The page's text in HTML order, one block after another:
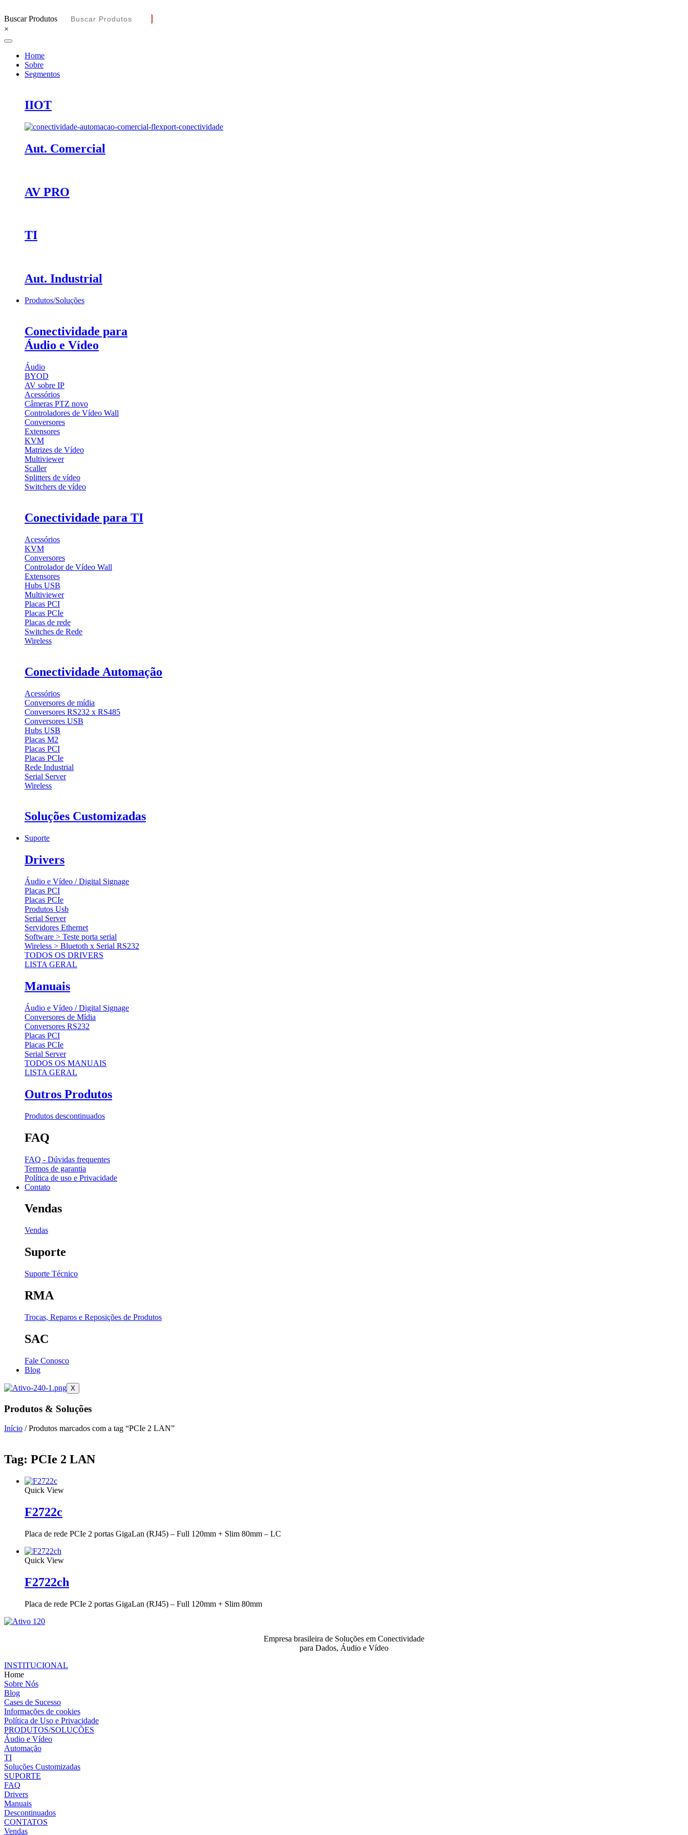
Buscar Produtos
×
Home
Sobre
Segmentos
IIOT
Aut. Comercial
AV PRO
TI
Aut. Industrial
Produtos/Soluções
Conectividade para
Áudio e Vídeo
Áudio
BYOD
AV sobre IP
Acessórios
Câmeras PTZ novo
Controladores de Vídeo Wall
Conversores
Extensores
KVM
Matrizes de Vídeo
Multiviewer
Scaller
Splitters de vídeo
Switchers de vídeo
Conectividade para TI
Acessórios
KVM
Conversores
Controlador de Vídeo Wall
Extensores
Hubs USB
Multiviewer
Placas PCI
Placas PCIe
Placas de rede
Switches de Rede
Wireless
Conectividade Automação
Acessórios
Conversores de mídia
Conversores RS232 x RS485
Conversores USB
Hubs USB
Placas M2
Placas PCI
Placas PCIe
Rede Industrial
Serial Server
Wireless
Soluções Customizadas
Suporte
Drivers
Áudio e Vídeo / Digital Signage
Placas PCI
Placas PCIe
Produtos Usb
Serial Server
Servidores Ethernet
Software > Teste porta serial
Wireless > Bluetoth x Serial RS232
TODOS OS DRIVERS
LISTA GERAL
Manuais
Áudio e Vídeo / Digital Signage
Conversores de Mídia
Conversores RS232
Placas PCI
Placas PCIe
Serial Server
TODOS OS MANUAIS
LISTA GERAL
Outros Produtos
Produtos descontinuados
FAQ
FAQ - Dúvidas frequentes
Termos de garantia
Política de uso e Privacidade
Contato
Vendas
Vendas
Suporte
Suporte Técnico
RMA
Trocas, Reparos e Reposições de Produtos
SAC
Fale Conosco
Blog
X
Produtos & Soluções
Início / Produtos marcados com a tag “PCIe 2 LAN”
Tag: PCIe 2 LAN
Quick View
F2722c
Placa de rede PCIe 2 portas GigaLan (RJ45) – Full 120mm + Slim 80mm – LC
Quick View
F2722ch
Placa de rede PCIe 2 portas GigaLan (RJ45) – Full 120mm + Slim 80mm
Empresa brasileira de Soluções em Conectividade
para Dados, Áudio e Vídeo
INSTITUCIONAL
Home
Sobre Nós
Blog
Cases de Sucesso
Informações de cookies
Política de Uso e Privacidade
PRODUTOS/SOLUÇÕES
Áudio e Vídeo
Automação
TI
Soluções Customizadas
SUPORTE
FAQ
Drivers
Manuais
Descontinuados
CONTATOS
Vendas